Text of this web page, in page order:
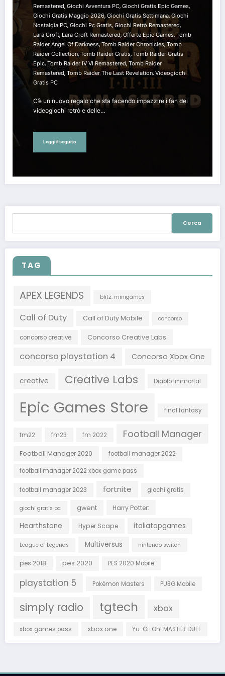
Remastered, Giochi Avventura PC, Giochi Gratis Epic Games,
Giochi Gratis Maggio 2026, Giochi Gratis Settimana,Giochi
Nostalgia PC, Giochi Pc Gratis, Giochi Retrò Remastered,
Lara Croft, Lara Croft Remastered,Offerte Epic Games, Tomb
Raider Angel Of Darkness,Tomb Raider Chronicles,Tomb
Raider Collection,Tomb Raider Gratis, Tomb Raider Gratis
Epic,Tomb Raider IV VI Remastered, Tomb Raider
Remastered, Tomb Raider The Last Revelation, Videogiochi
Gratis PC
C’è un nuovo regalo che sta facendo impazzire i fan dei
videogiochi retrò e delle…
Leggi il seguito
TAG
APEX LEGENDS blitz: minigames
Call of Duty Call of Duty Mobile concorso
concorso creative Concorso Creative Labs
concorso playstation 4 Concorso Xbox One
creative Creative Labs Diablo Immortal
Epic Games Store final fantasy
fm22 fm23 fm 2022 Football Manager
Football Manager 2020 football manager 2022
football manager 2022 xbox game pass
football manager 2023 fortnite giochi gratis
giochi gratis pc gwent Harry Potter:
Hearthstone Hyper Scape italiatopgames
League of Legends Multiversus nintendo switch
pes 2018 pes 2020 PES 2020 Mobile
playstation 5 Pokémon Masters PUBG Mobile
simply radio tgtech xbox
xbox games pass xbox one Yu-Gi-Oh! MASTER DUEL